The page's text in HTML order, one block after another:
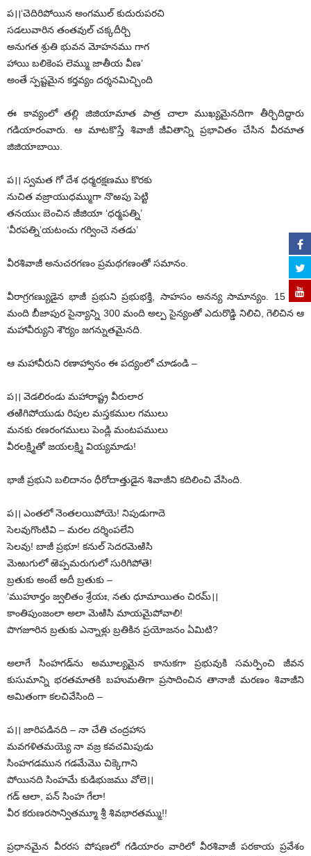
ప।।‘చెదిరిపోయిన అంగముల్‌ ‌కుదురుపరచి
సడలువారిన తంతవుల్‌ ‌చక్కదీర్చి
అనుగత శ్రుతి భువన మోహనము గాగ
హాయి బలికెంప లెమ్ము జాతీయ వీణ’
అంతే స్పష్టమైన కర్తవ్యం దర్శనమిచ్చింది
ఈ కావ్యంలో తల్లి జిజియామాత పాత్ర చాలా ముఖ్యమైనదిగా తీర్చిదిద్దారు
గడియారంవారు. ఆ మాటకొస్తే శివాజీ జీవితాన్ని ప్రభావితం చేసిన వీరమాత
జిజియాబాయి.
ప।। స్వమత గో దేశ ధర్మరక్షణము కొరకు
నుచిత వజ్రాయుధమ్ముగా నొఱపు పెట్టి
తనయుఁ బెంచిన జీజియా ‘ధర్మపత్ని’
‘వీరపత్ని’యటంచు గర్వించె నతడు’
వీరశివాజీ అనుచరగణం ప్రమథగణంతో సమానం.
వీరాగ్రగణ్యుడైన భాజీ ప్రభుని ప్రభుభక్తి, సాహసం అనన్య సామాన్యం. 15 వేల
మంది బీజాపుర సైన్యాన్ని 300 మంది అల్ప సైన్యంతో ఎదురొడ్డి నిలిచి, గెలిచిన ఆ
మహావీర్యుని శౌర్యం జగన్నుతమైనది.
ఆ మహావీరుని రణాహ్వానం ఈ పద్యంలో చూడండి –
ప।। వెడలిరండు మహారాష్ట్ర వీరులార
తఱిగిపోయుడు రిపుల మస్తకముల గములు
మనకు రణరంగములు పెండ్లి మంటపములు
వీరలక్ష్మితో జయలక్ష్మి వియ్యమాడు!
భాజీ ప్రభుని బలిదానం ధీరోదాత్తుడైన శివాజీని కదిలించి వేసింది.
ప।। ఎంతలో నెంతలయిపోయె! నిపుడుగాదె
సెలవుగొంటివి – మరల దర్శింపలేని
సెలవు! బాజీ ప్రభూ! కనుల్‌ ‌సెదరమెఱిసి
మెఱుగులో ఱెప్పమరుగులో సురిగిపోతె!
బ్రతుకు అంటే అదీ బ్రతుకు –
‘ముహూర్తం జ్వలితం శ్రేయః, నతు ధూమాయితం చిరమ్‌।।
‌కాంతిపుంజంలా అలా మెఱిసి మాయమైపోవాలి!
పొగజూరిన బ్రతుకు ఎన్నాళ్లు బ్రతికిన ప్రయోజనం ఏమిటి?
అలాగే సింహగడ్‌ను అమూల్యమైన కానుకగా ప్రభువుకి సమర్పించి జీవన
కుసుమాన్ని భరతమాతకి బహుమతిగా ప్రసాదించిన తానాజీ మరణం శివాజీని
అమితంగా కలచివేసింది –
ప।। జారిపడినది – నా చేతి చంద్రహాస
మవగళితమయ్యె నా వజ్ర కవచమిపుడు
సింహగడమున గడమేమొ చిక్కెగాని
పోయినది సింహమే కుడిభుజము వోలె।।
గడ్‌ ఆలా, పన్‌ ‌సింహ గేలా!
వీర కరుణరసాన్వితమ్మూ శ్రీ శివభారతమ్ము!!
ప్రధానమైన వీరరస పోషణలో గడియారం వారిలో వీరశివాజీ పరకాయ ప్రవేశం